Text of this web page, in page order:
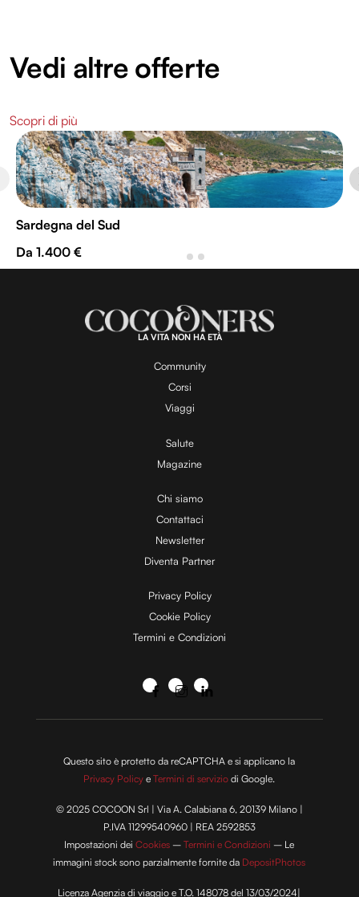
Vedi altre offerte
Scopri di più
Sardegna del Sud
Da 1.400 €
LA VITA NON HA ETÀ
Community
Corsi
Viaggi
Salute
Magazine
Chi siamo
Contattaci
Newsletter
Diventa Partner
Privacy Policy
Cookie Policy
Termini e Condizioni
Questo sito è protetto da reCAPTCHA e si applicano la
Privacy Policy eTermini di servizio di Google.
© 2025 COCOON Srl | Via A. Calabiana 6, 20139 Milano |
P.IVA 11299540960 | REA 2592853
Impostazioni deiCookies –Termini e Condizioni – Le
immagini stock sono parzialmente fornite da DepositPhotos
Licenza Agenzia di viaggio e T.O. 148078 del 13/03/2024|